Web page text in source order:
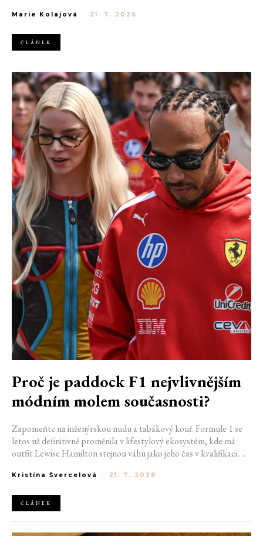
AliExpress.
Marie Kolajová - 21. 7. 2026
ČLÁNEK
Proč je paddock F1 nejvlivnějším
módním molem současnosti?
Zapomeňte na inženýrskou nudu a tabákový kouř. Formule 1 se
letos už definitivně proměnila v lifestylový ekosystém, kde má
outfit Lewise Hamilton stejnou váhu jako jeho čas v kvalifikaci.
nové generace influencerů a fenoménu manželek a partnerek
ale příslušnost k nejrychlejší fashion komunitě světa. Jak se z
"Racing Core" stala uniforma ulice a proč nás drama v paddocku
Kristína Švercelová - 21. 7. 2026
ČLÁNEK